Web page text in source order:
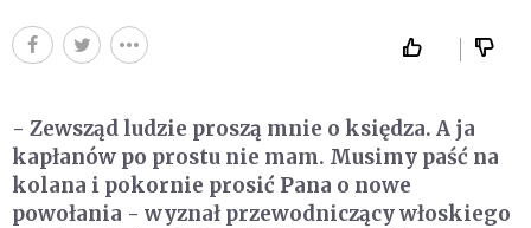
- Zewsząd ludzie proszą mnie o księdza. A ja
kapłanów po prostu nie mam. Musimy paść na
kolana i pokornie prosić Pana o nowe
powołania - wyznał przewodniczący włoskiego